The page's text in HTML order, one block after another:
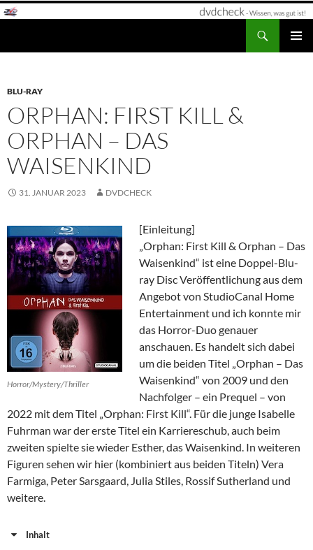
Zum
BLU-RAY
ORPHAN: FIRST KILL &
ORPHAN – DAS
WAISENKIND
31. JANUAR 2023 DVDCHECK
Horror/Mystery/Thriller
[Einleitung]
„Orphan: First Kill & Orphan – Das
Waisenkind“ ist eine Doppel-Blu-
ray Disc Veröffentlichung aus dem
Angebot von StudioCanal Home
Entertainment und ich konnte mir
das Horror-Duo genauer
anschauen. Es handelt sich dabei
um die beiden Titel „Orphan – Das
Waisenkind“ von 2009 und den
Nachfolger – ein Prequel – von
2022 mit dem Titel „Orphan: First Kill“. Für die junge Isabelle
Fuhrman war der erste Titel ein Karriereschub, auch beim
zweiten spielte sie wieder Esther, das Waisenkind. In weiteren
Figuren sehen wir hier (kombiniert aus beiden Titeln) Vera
Farmiga, Peter Sarsgaard, Julia Stiles, Rossif Sutherland und
weitere.
Inhalt